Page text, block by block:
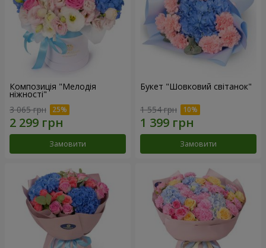
Композиція "Мелодія
ніжності"
3 065 грн
Замовити
Букет "Шовковий світанок"
1 554 грн
Замовити